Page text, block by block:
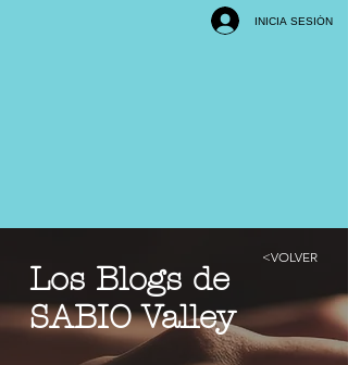
INICIA SESIÓN
<VOLVER
Los Blogs de
SABIO Valley